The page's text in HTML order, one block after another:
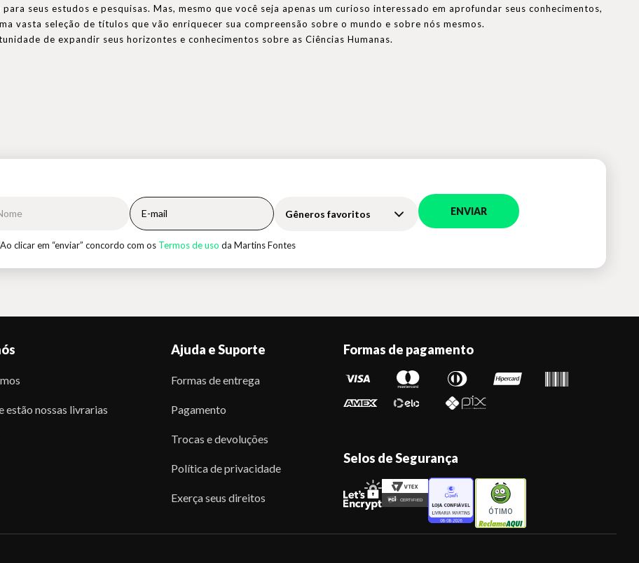
seus estudos e pesquisas. Mas, mesmo que você seja apenas um curioso interessado em aprofundar seus conhecimentos,
vasta seleção de títulos que vão enriquecer sua compreensão sobre o mundo e sobre nós mesmos.
de expandir seus horizontes e conhecimentos sobre as Ciências Humanas.
Gêneros favoritos ENVIAR
Ao clicar em “enviar” concordo com os Termos de uso da Martins Fontes
estão nossas livrarias
Ajuda e Suporte
Formas de entrega
Pagamento
Trocas e devoluções
Política de privacidade
Exerça seus direitos
Formas de pagamento
Selos de Segurança
ÓTIMO